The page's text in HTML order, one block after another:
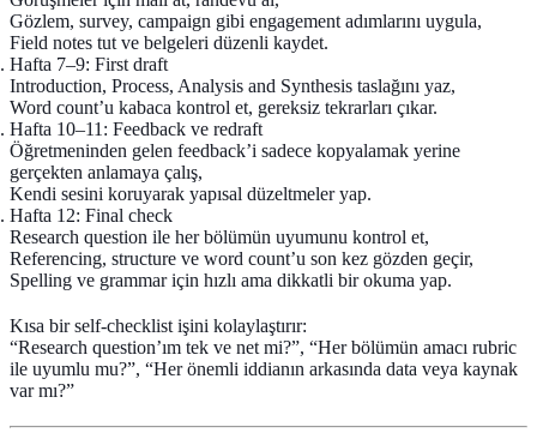
Gözlem, survey, campaign gibi engagement adımlarını uygula,
Field notes tut ve belgeleri düzenli kaydet.
Hafta 7–9: First draft
Introduction, Process, Analysis and Synthesis taslağını yaz,
Word count’u kabaca kontrol et, gereksiz tekrarları çıkar.
Hafta 10–11: Feedback ve redraft
Öğretmeninden gelen feedback’i sadece kopyalamak yerine
gerçekten anlamaya çalış,
Kendi sesini koruyarak yapısal düzeltmeler yap.
Hafta 12: Final check
Research question ile her bölümün uyumunu kontrol et,
Referencing, structure ve word count’u son kez gözden geçir,
Spelling ve grammar için hızlı ama dikkatli bir okuma yap.
Kısa bir self-checklist işini kolaylaştırır:
“Research question’ım tek ve net mi?”, “Her bölümün amacı rubric
ile uyumlu mu?”, “Her önemli iddianın arkasında data veya kaynak
var mı?”